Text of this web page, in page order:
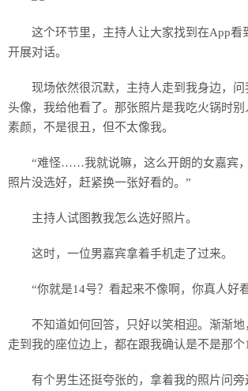
这个环节里，主持人让大家找到在App看
开展对话。
现场依然很沉默，主持人走到我身边，
头像，我给他看了。那张照片是我吃火锅时
素颜，不是很丑，但不太像我。
“难怪……我就说嘛，这么开朗的女嘉宾，
照片没选好，赶紧换一张好看的。”
主持人试图教我怎么选好照片。
这时，一位男嘉宾拿着手机走了过来。
“你就是14号？看起来不像啊，你真人
不知道如何回答，只好以笑相迎。渐渐
走到我的座位边上，都在跟我确认是不是那个
有个男生还挺夸张的，拿着我的照片问旁